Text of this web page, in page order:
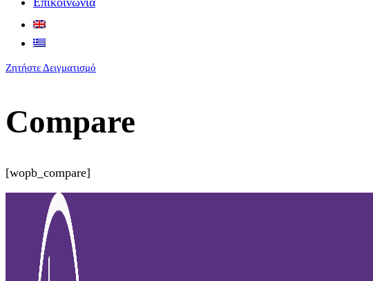
Ζητήστε Δειγματισμό
Compare
[wopb_compare]